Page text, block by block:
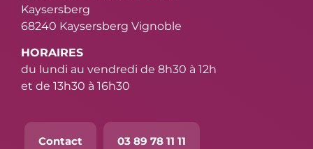
Kaysersberg
68240 Kaysersberg Vignoble
HORAIRES
du lundi au vendredi de 8h30 à 12h
et de 13h30 à 16h30
Contact 03 89 78 11 11